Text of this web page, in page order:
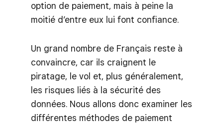
option de paiement, mais à peine la
moitié d’entre eux lui font confiance.
Un grand nombre de Français reste à
convaincre, car ils craignent le
piratage, le vol et, plus généralement,
les risques liés à la sécurité des
données. Nous allons donc examiner les
différentes méthodes de paiement